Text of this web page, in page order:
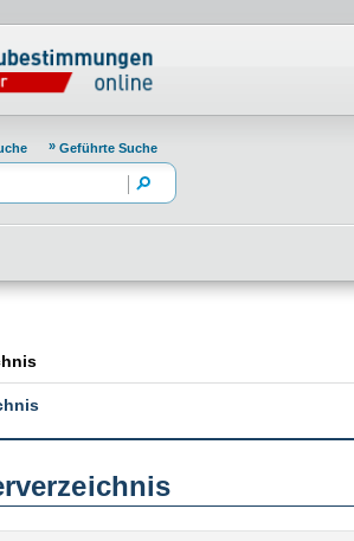
Barrierefreiheit
Geführte Suche